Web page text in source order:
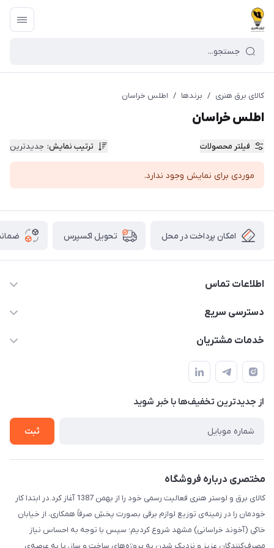
کالای برق هنری / برندها / اطلس خراسان
اطلس خراسان
فیلتر محصولات ترتیب نمایش: جدیدترین
موردی برای نمایش وجود ندارد.
امکان پرداخت در محل تحویل اکسپرس
اطلاعات تماس
۰۵۱-۳۵۱۴۸۰۰۰
دسترسی سریع
حساب کاربری
لیست محصولات
درباره ما
خدمات مشتریان
سامانه پیگیری مرسولات اداره پست
سوالات متداول
قوانین و مقررات
حریم خصوصی
از جدید‌ترین تخفیف‌ها با‌ خبر شوید
ثبت
مختصری درباره فروشگاه
کالای برق و لوستر هنری فعالیت رسمی خود را از بهمن 1387 آغاز کرد.در ابتدا کار
خودمان را در زمینه‌ی توزیع لوازم برقی بصورت پخشِ صرفاً همکاری، از خیابان
خاکی (آخوند خراسانی) مشهد شروع کردیم؛ سپس با توجه به احساس نیاز
مصرف‌کنندگان عزیز و نزدیک شدن به پروژه‌های ساخت و ساز، پا به عرصه‌ی